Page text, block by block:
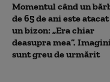
Momentul când un
de 65 de ani este
un bizon: „Era chiar
deasupra mea”.
sunt greu de urmărit